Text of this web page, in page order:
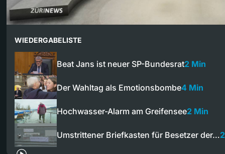
WIEDERGABELISTE
Beat Jans ist neuer SP-Bundesrat2 Min
Der Wahltag als Emotionsbombe4 Min
Hochwasser-Alarm am Greifensee2 Min
Umstrittener Briefkasten für Besetzer der…